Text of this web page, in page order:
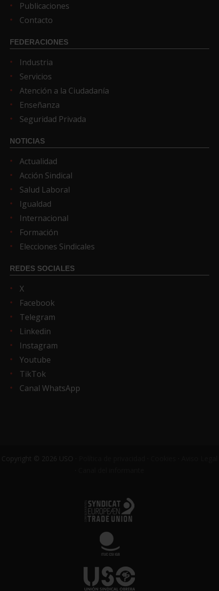
Publicaciones
Contacto
FEDERACIONES
Industria
Servicios
Atención a la Ciudadanía
Enseñanza
Seguridad Privada
NOTICIAS
Actualidad
Acción Sindical
Salud Laboral
Igualdad
Internacional
Formación
Elecciones Sindicales
REDES SOCIALES
X
Facebook
Telegram
Linkedin
Instagram
Youtube
TikTok
Canal WhatsApp
Copyright © 2026 USO ·